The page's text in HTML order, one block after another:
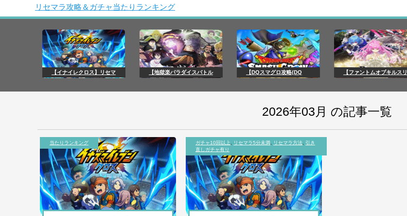
リセマラ攻略＆ガチャ当たりランキング
【イナイレクロス】リセマ 【地獄楽パラダイスバトル 【DQスマグロ攻略(DQ 【ファントムオブキルスリ
2026年03月 の記事一覧
当たりランキング ガチャ10回以上 リセマラ5分未満 リセマラ方法
引き
直しガチャ有り